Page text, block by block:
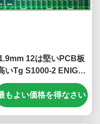
12は堅いPCB板
いTg S1000-2 ENIGの
2uを」緑の白層にする
もよい価格を得なさい